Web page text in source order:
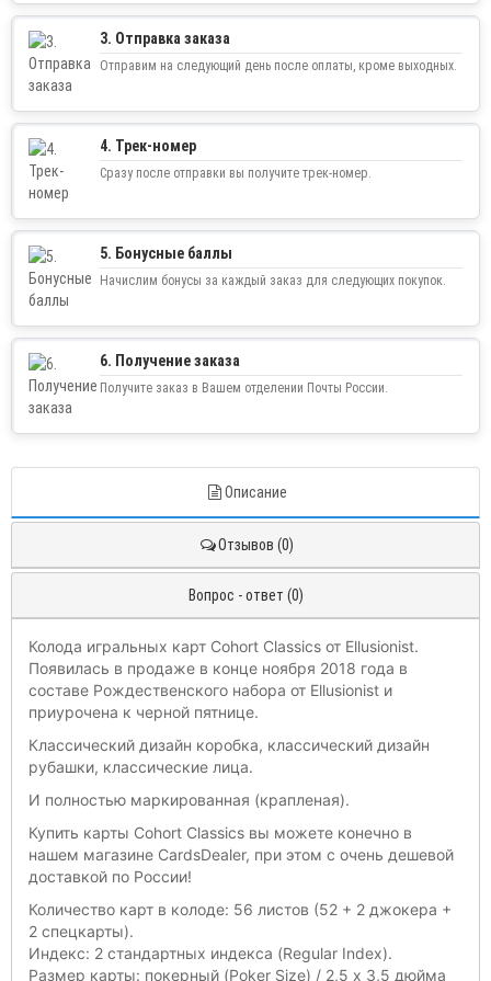
3. Отправка заказа
Отправим на следующий день после оплаты, кроме выходных.
4. Трек-номер
Сразу после отправки вы получите трек-номер.
5. Бонусные баллы
Начислим бонусы за каждый заказ для следующих покупок.
6. Получение заказа
Получите заказ в Вашем отделении Почты России.
Описание
Отзывов (0)
Вопрос - ответ (0)
Колода игральных карт Cohort Classics от Ellusionist.
Появилась в продаже в конце ноября 2018 года в
составе Рождественского набора от Ellusionist и
приурочена к черной пятнице.
Классический дизайн коробка, классический дизайн
рубашки, классические лица.
И полностью маркированная (крапленая).
Купить карты Cohort Classics вы можете конечно в
нашем магазине CardsDealer, при этом с очень дешевой
доставкой по России!
Количество карт в колоде: 56 листов (52 + 2 джокера +
2 спецкарты).
Индекс: 2 стандартных индекса (Regular Index).
Размер карты: покерный (Poker Size) / 2,5 х 3,5 дюйма